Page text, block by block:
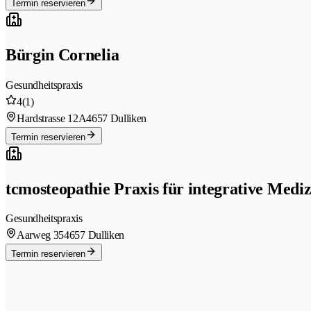
Termin reservieren
Bürgin Cornelia
Gesundheitspraxis
4(1)
Hardstrasse 12A4657 Dulliken
Termin reservieren
tcmosteopathie Praxis für integrative
Gesundheitspraxis
Aarweg 354657 Dulliken
Termin reservieren